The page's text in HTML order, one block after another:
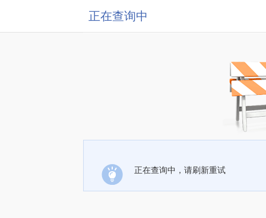
正在查询中
正在查询中，请刷新重试